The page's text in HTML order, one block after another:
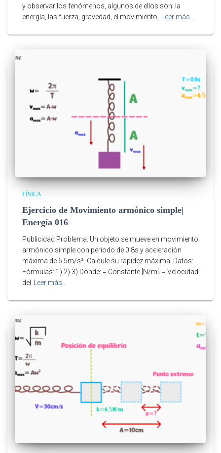
y observar los fenómenos, algunos de ellos son: la
energía, las fuerza, gravedad, el movimiento, Leer más…
FÍSICA
Ejercicio de Movimiento armónico simple|
Energía 016
Publicidad Problema: Un objeto se mueve en movimiento
armónico simple con periodo de 0.8s y aceleración
máxima de 6.5m/s². Calcule su rapidez máxima. Datos:
Fórmulas: 1) 2) 3) Donde: = Constante [N/m]. = Velocidad
del
Leer más…